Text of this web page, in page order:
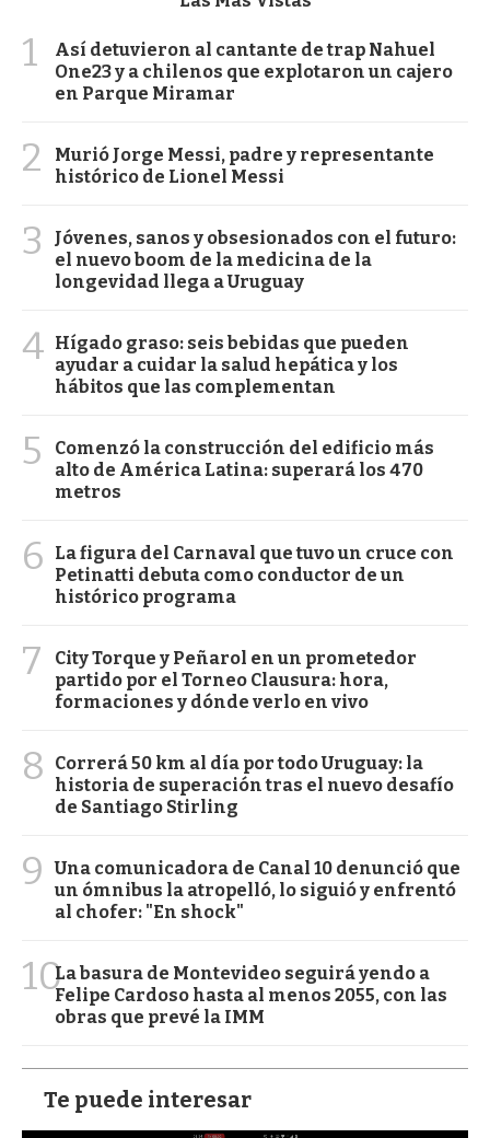
1
Así detuvieron al cantante de trap Nahuel
One23 y a chilenos que explotaron un cajero
en Parque Miramar
2
Murió Jorge Messi, padre y representante
histórico de Lionel Messi
3
Jóvenes, sanos y obsesionados con el futuro:
el nuevo boom de la medicina de la
longevidad llega a Uruguay
4 Hígado graso: seis bebidas que pueden
ayudar a cuidar la salud hepática y los
hábitos que las complementan
5
Comenzó la construcción del edificio más
alto de América Latina: superará los 470
metros
6
La figura del Carnaval que tuvo un cruce con
Petinatti debuta como conductor de un
histórico programa
7
City Torque y Peñarol en un prometedor
partido por el Torneo Clausura: hora,
formaciones y dónde verlo en vivo
8
Correrá 50 km al día por todo Uruguay: la
historia de superación tras el nuevo desafío
de Santiago Stirling
9
Una comunicadora de Canal 10 denunció que
un ómnibus la atropelló, lo siguió y enfrentó
al chofer: "En shock"
10La basura de Montevideo seguirá yendo a
Felipe Cardoso hasta al menos 2055, con las
obras que prevé la IMM
Te puede interesar